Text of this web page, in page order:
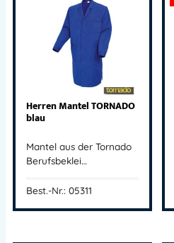
Herren Mantel TORNADO
blau
Mantel aus der Tornado
Berufsbeklei…
Best.-Nr.: 05311